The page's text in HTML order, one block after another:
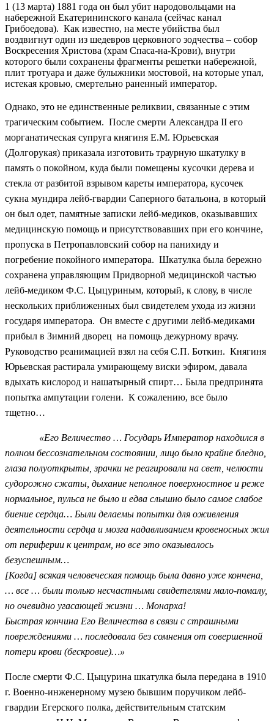
1 (13 марта) 1881 года он был убит народовольцами на
набережной Екатерининского канала (сейчас канал
Грибоедова). Как известно, на месте убийства был
воздвигнут один из шедевров церковного зодчества – собор
Воскресения Христова (храм Спаса-на-Крови), внутри
которого были сохранены фрагменты решетки набережной,
плит тротуара и даже булыжники мостовой, на которые упал,
истекая кровью, смертельно раненный император.
Однако, это не единственные реликвии, связанные с этим
трагическим событием. После смерти Александра II его
морганатическая супруга княгиня Е.М. Юрьевская
(Долгорукая) приказала изготовить траурную шкатулку в
память о покойном, куда были помещены кусочки дерева и
стекла от разбитой взрывом кареты императора, кусочек
сукна мундира лейб-гвардии Саперного батальона, в который
он был одет, памятные записки лейб-медиков, оказывавших
медицинскую помощь и присутствовавших при его кончине,
пропуска в Петропавловский собор на панихиду и
погребение покойного императора. Шкатулка была бережно
сохранена управляющим Придворной медицинской частью
лейб-медиком Ф.С. Цыцуриным, который, к слову, в числе
нескольких приближенных был свидетелем ухода из жизни
государя императора. Он вместе с другими лейб-медиками
прибыл в Зимний дворец на помощь дежурному врачу.
Руководство реанимацией взял на себя С.П. Боткин. Княгиня
Юрьевская растирала умирающему виски эфиром, давала
вдыхать кислород и нашатырный спирт… Была предпринята
попытка ампутации голени. К сожалению, все было
тщетно…
«Его Величество … Государь Император находился в
полном бессознательном состоянии, лицо было крайне бледно,
глаза полуоткрыты, зрачки не реагировали на свет, челюсти
судорожно сжаты, дыхание неполное поверхностное и реже
нормальное, пульса не было и едва слышно было самое слабое
биение сердца… Были делаемы попытки для оживления
деятельности сердца и мозга надавливанием кровеносных жил
от периферии к центрам, но все это оказывалось
безуспешным…
[Когда] всякая человеческая помощь была давно уже кончена,
… все … были только несчастными свидетелями мало-помалу,
но очевидно угасающей жизни … Монарха!
Быстрая кончина Его Величества в связи с страшными
повреждениями … последовала без сомнения от совершенной
потери крови (бескровие)…»
После смерти Ф.С. Цыцурина шкатулка была передана в 1910
г. Военно-инженерному музею бывшим поручиком лейб-
гвардии Егерского полка, действительным статским